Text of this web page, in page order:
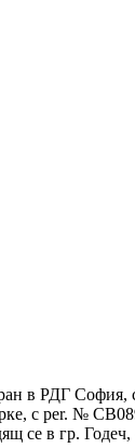
в РДГ
с per. №
се в гр.